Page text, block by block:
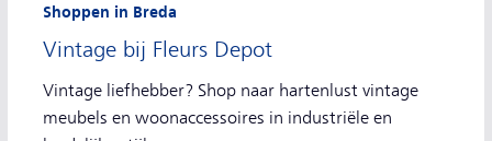
Vintage bij Fleurs Depot
Shoppen in Breda
Vintage liefhebber? Shop naar hartenlust vintage
meubels en woonaccessoires in industriële en